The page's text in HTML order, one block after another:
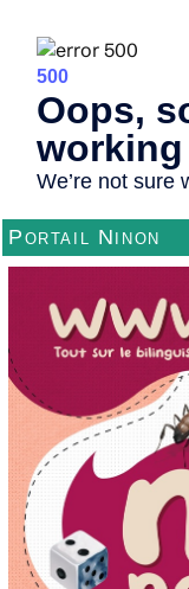
Portail Ninon